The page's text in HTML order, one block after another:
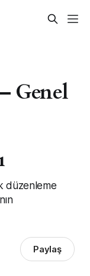
Genel
düzenleme
Paylaş